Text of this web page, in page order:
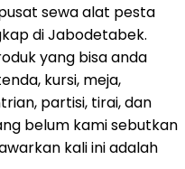
sewa alat pesta
di Jabodetabek.
yang bisa anda
kursi, meja,
partisi, tirai, dan
belum kami sebutkan
kali ini adalah